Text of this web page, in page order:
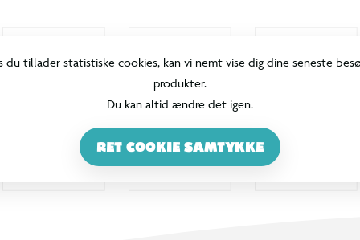
du tillader statistiske cookies, kan vi nemt vise dig dine seneste
produkter.
Du kan altid ændre det igen.
RET COOKIE SAMTYKKE